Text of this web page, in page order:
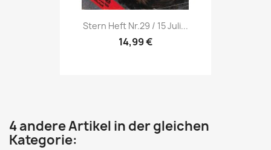
Vorschau
Stern Heft Nr.29 / 15 Juli...
14,99 €
4 andere Artikel in der gleichen
Kategorie: